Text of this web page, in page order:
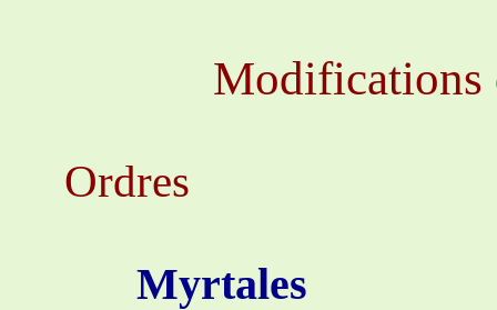
Modifications
Ordres
Myrtales